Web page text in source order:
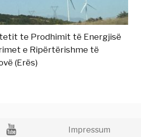
te Prodhimit të Energjisë
e Ripërtërishme të
(Erës)
Impressum